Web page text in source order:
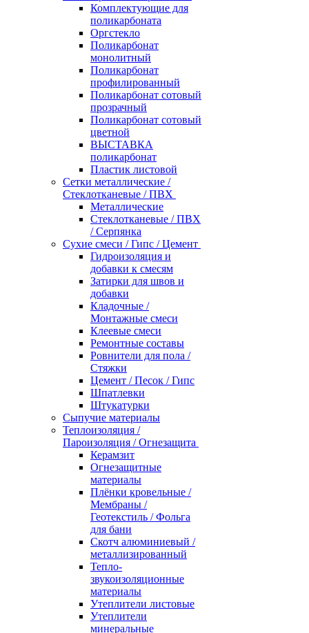
Комплектующие для
поликарбоната
Оргстекло
Поликарбонат
монолитный
Поликарбонат
профилированный
Поликарбонат сотовый
прозрачный
Поликарбонат сотовый
цветной
ВЫСТАВКА
поликарбонат
Пластик листовой
Сетки металлические /
Стеклотканевые / ПВХ
Металлические
Стеклотканевые / ПВХ
/ Серпянка
Сухие смеси / Гипс / Цемент
Гидроизоляция и
добавки к смесям
Затирки для швов и
добавки
Кладочные /
Монтажные смеси
Клеевые смеси
Ремонтные составы
Ровнители для пола /
Стяжки
Цемент / Песок / Гипс
Шпатлевки
Штукатурки
Сыпучие материалы
Теплоизоляция /
Пароизоляция / Огнезащита
Керамзит
Огнезащитные
материалы
Плёнки кровельные /
Мембраны /
Геотекстиль / Фольга
для бани
Скотч алюминиевый /
металлизированный
Тепло-
звукоизоляционные
материалы
Утеплители листовые
Утеплители
минеральные